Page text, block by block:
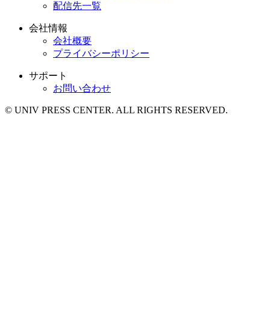
配信先一覧
会社情報
会社概要
プライバシーポリシー
サポート
お問い合わせ
© UNIV PRESS CENTER. ALL RIGHTS RESERVED.